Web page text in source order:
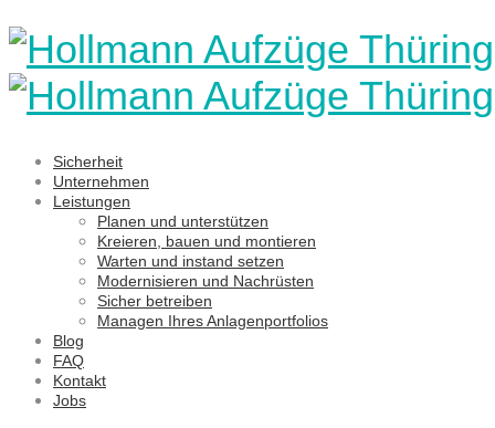
Sicherheit
Unternehmen
Leistungen
Planen und unterstützen
Kreieren, bauen und montieren
Warten und instand setzen
Modernisieren und Nachrüsten
Sicher betreiben
Managen Ihres Anlagenportfolios
Blog
FAQ
Kontakt
Jobs